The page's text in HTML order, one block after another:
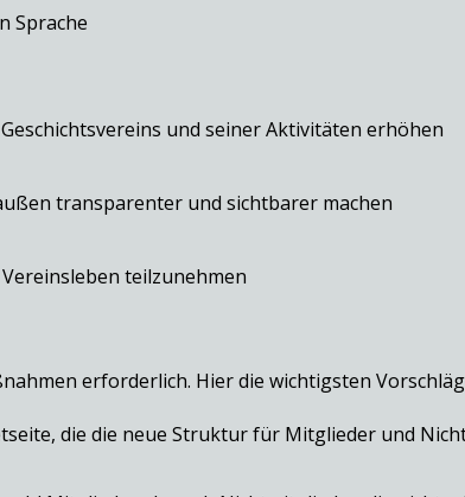
Sprache
und seiner Aktivitäten erhöhen
transparenter und sichtbarer machen
teilzunehmen
erforderlich. Hier die wichtigsten
die die neue Struktur für Mitglieder und